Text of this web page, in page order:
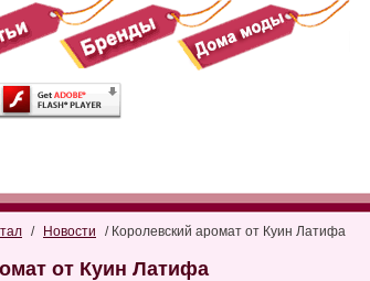
/ Новости / Королевский аромат от Куин Латифа
от Куин Латифа